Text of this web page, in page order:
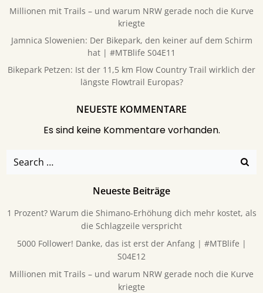
Millionen mit Trails – und warum NRW gerade noch die Kurve
kriegte
Jamnica Slowenien: Der Bikepark, den keiner auf dem Schirm
hat | #MTBlife S04E11
Bikepark Petzen: Ist der 11,5 km Flow Country Trail wirklich der
längste Flowtrail Europas?
NEUESTE KOMMENTARE
Es sind keine Kommentare vorhanden.
Search
Neueste Beiträge
1 Prozent? Warum die Shimano-Erhöhung dich mehr kostet, als
die Schlagzeile verspricht
5000 Follower! Danke, das ist erst der Anfang | #MTBlife |
S04E12
Millionen mit Trails – und warum NRW gerade noch die Kurve
kriegte